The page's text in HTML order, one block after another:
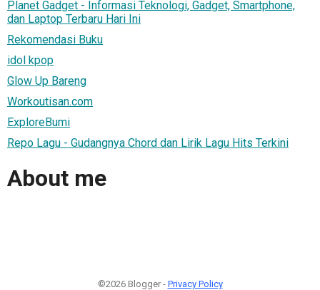
Planet Gadget - Informasi Teknologi, Gadget, Smartphone,
dan Laptop Terbaru Hari Ini
Rekomendasi Buku
idol kpop
Glow Up Bareng
Workoutisan.com
ExploreBumi
Repo Lagu - Gudangnya Chord dan Lirik Lagu Hits Terkini
About me
©2026 Blogger - Privacy Policy